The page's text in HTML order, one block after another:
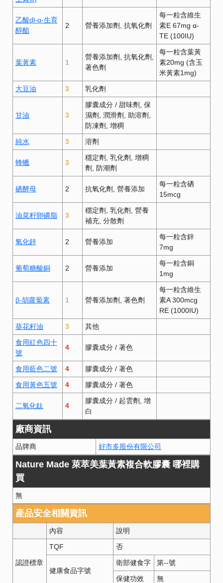
乙酸dl-α-生育
醇酯
2 營養添加劑 抗氧化劑
每一粒含維生
素E 67mg α-
TE (100IU)
葉黃素 1
營養添加劑
抗氧化劑
著色劑
每一粒含葉黃
素20mg (含玉
米黃素1mg)
大豆油
3 乳化劑
甘油 3
膠囊成分 / 甜味劑
保
濕劑
潤滑劑
助溶劑
防凍劑
增稠
純水
3 溶劑
蜂蠟 3
穩定劑 乳化劑
增稠
劑
防潮劑
硒酵母 2 抗氧化劑 營養添加
每一粒含硒
15mcg
油菜籽卵磷脂 3
穩定劑 乳化劑
營養
補充 分散劑
氧化鋅 2 營養添加
每一粒含鋅
7mg
葡萄糖酸銅 2 營養添加
每一粒含銅
1mg
β-胡蘿蔔素 1 營養添加劑 著色劑
每一粒含維生
素A 300mcg
RE (1000IU)
葵花籽油
3
其他
食用紅色四十
號
4 膠囊成分 / 著色
食用藍色二號 4 膠囊成分 / 著色
食用黃色五號
4 膠囊成分 / 著色
二氧化鈦 4
膠囊成分 / 起雲劑
增
白
廠商資訊
品牌商 好市多股份有限公司
Nature Made 萊萃美葉黃素複合軟膠囊 哪裡購
買
無
產品安全相關資訊
內容 說明
認證標章
TQF 否
健康食品字號
衛部健食字 第--號
保健功效
無